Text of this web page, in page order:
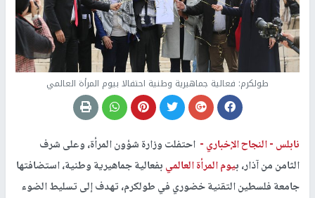
طولكرم: فعالية جماهيرية وطنية احتفالا بيوم المرأة العالمي
نابلس -النجاح الإخباري - احتفلت وزارة شؤون المرأة، وعلى شرف
الثامن من آذار، بيوم المرأة العالميبفعالية جماهيرية وطنية، استضافتها
جامعة فلسطين التقنية خضوري في طولكرم، تهدف إلى تسليط الضوء